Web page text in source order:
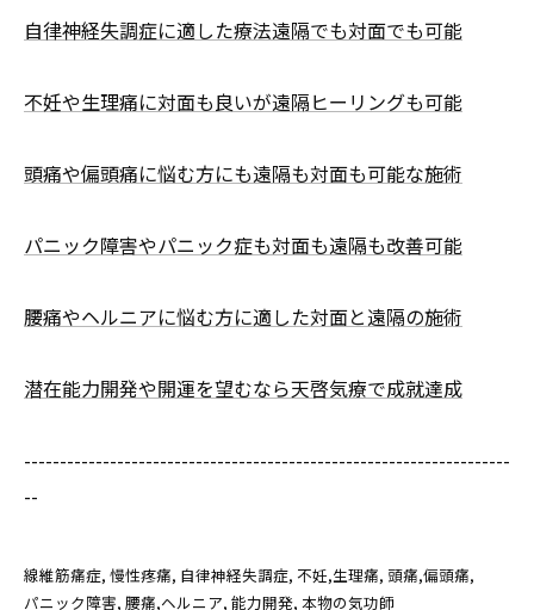
自律神経失調症に適した療法遠隔でも対面でも可能
不妊や生理痛に対面も良いが遠隔ヒーリングも可能
頭痛や偏頭痛に悩む方にも遠隔も対面も可能な施術
パニック障害やパニック症も対面も遠隔も改善可能
腰痛やヘルニアに悩む方に適した対面と遠隔の施術
潜在能力開発や開運を望むなら天啓気療で成就達成
--------------------------------------------------------------------
--
線維筋痛症 慢性疼痛 自律神経失調症 不妊,生理痛 頭痛,偏頭痛
パニック障害 腰痛,ヘルニア 能力開発 本物の気功師